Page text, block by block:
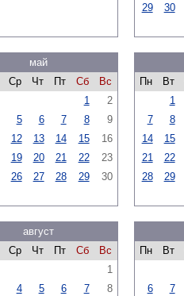
29
30
май
Ср Чт Пт Сб
Вс
1
2
5 6 7 8
9
12 13 14 15
16
19 20 21 22
23
26 27 28 29
30
Пн
Вт
1
7
8
14
15
21
22
28
29
август
Ср Чт Пт Сб
Вс
1
4 5 6 7
8
Пн
Вт
6
7